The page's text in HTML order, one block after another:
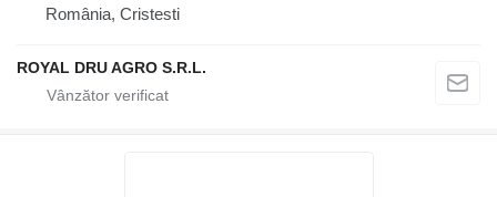
România, Cristesti
ROYAL DRU AGRO S.R.L.